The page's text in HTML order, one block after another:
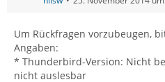
Um Rückfragen vorzubeugen,
Angaben:
* Thunderbird-Version: Nicht
nicht auslesbar